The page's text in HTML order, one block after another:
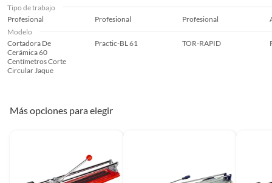
Tipo de trabajo
Profesional
Profesional Profesional
Modelo
Cortadora De
Cerámica 60
Centímetros Corte
Circular Jaque
Practic-BL 61 TOR-RAPID
Más opciones para elegir